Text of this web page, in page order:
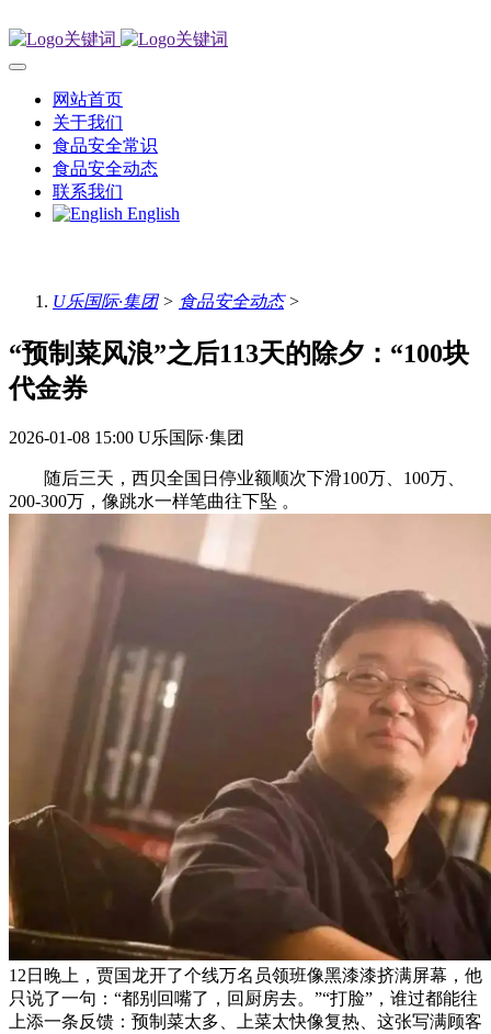
网站首页
关于我们
食品安全常识
食品安全动态
联系我们
English
U乐国际·集团> 食品安全动态>
“预制菜风浪”之后113天的除夕：“100块
代金券
2026-01-08 15:00 U乐国际·集团
随后三天，西贝全国日停业额顺次下滑100万、100万、
200-300万，像跳水一样笔曲往下坠 。
12日晚上，贾国龙开了个线万名员领班像黑漆漆挤满屏幕，他
只说了一句：“都别回嘴了，回厨房去。”“打脸”，谁过都能往
上添一条反馈：预制菜太多、上菜太快像复热、这张写满顾客